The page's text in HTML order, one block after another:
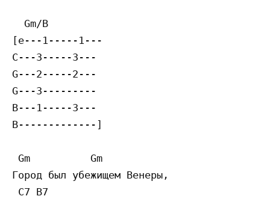
  Gm/B
[e---1-----1---
C---3-----3---
G---2-----2---
G---3---------
B---1-----3---
B-------------]
Gm          Gm
Гopoд был yбeжищeм Вeнepы,
C7 B7